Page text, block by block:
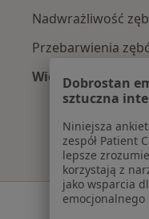
Nadwrażliwość
Przebarwienia
Więcej (15)
Więcej w
Dobrostan
sztuczna
Niniejsza
zespół Patient
lepsze
korzystają z
jako wsparcia